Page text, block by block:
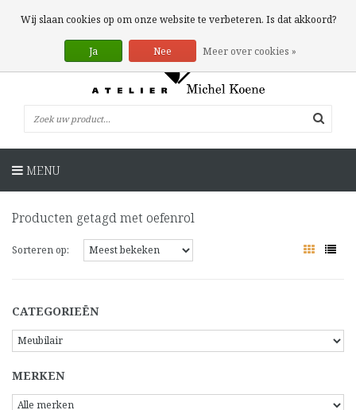
0 Artikelen
MENU
Producten getagd met oefenrol
Sorteren op:
CATEGORIEËN
MERKEN
Wij slaan cookies op om onze website te verbeteren. Is dat akkoord?
Ja Nee Meer over cookies »